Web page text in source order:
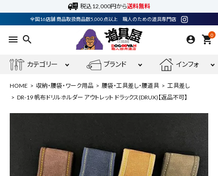
税込12,000円から送料無料
全国16店舗 商品取扱商品数5,000点以上 職人のための道具専門店
menu search 0
shopping_cart
カテゴリー ブランド インフォ
ログイン person 会員登録
HOME 収納・腰袋・ワーク用品 腰袋・工具差し・腰道具
工具差し
DR-19 帆布ドリルホルダー アウトレット ドラックス(DRUX)【返品不可】